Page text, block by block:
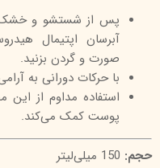
پس از شستشو و خشک
آبرسان اپتیمال
صورت و گردن بزنید.
با حرکات دورانی به
استفاده مداوم از
پوست کمک می‌کند.
حجم: